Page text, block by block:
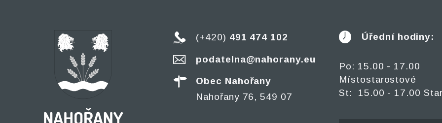
(+420) 491 474 102
podatelna@nahorany.eu
Obec Nahořany
Nahořany 76, 549 07
Úřední hodiny:
Po: 15.00 - 17.00
Místostarostové
St: 15.00 - 17.00